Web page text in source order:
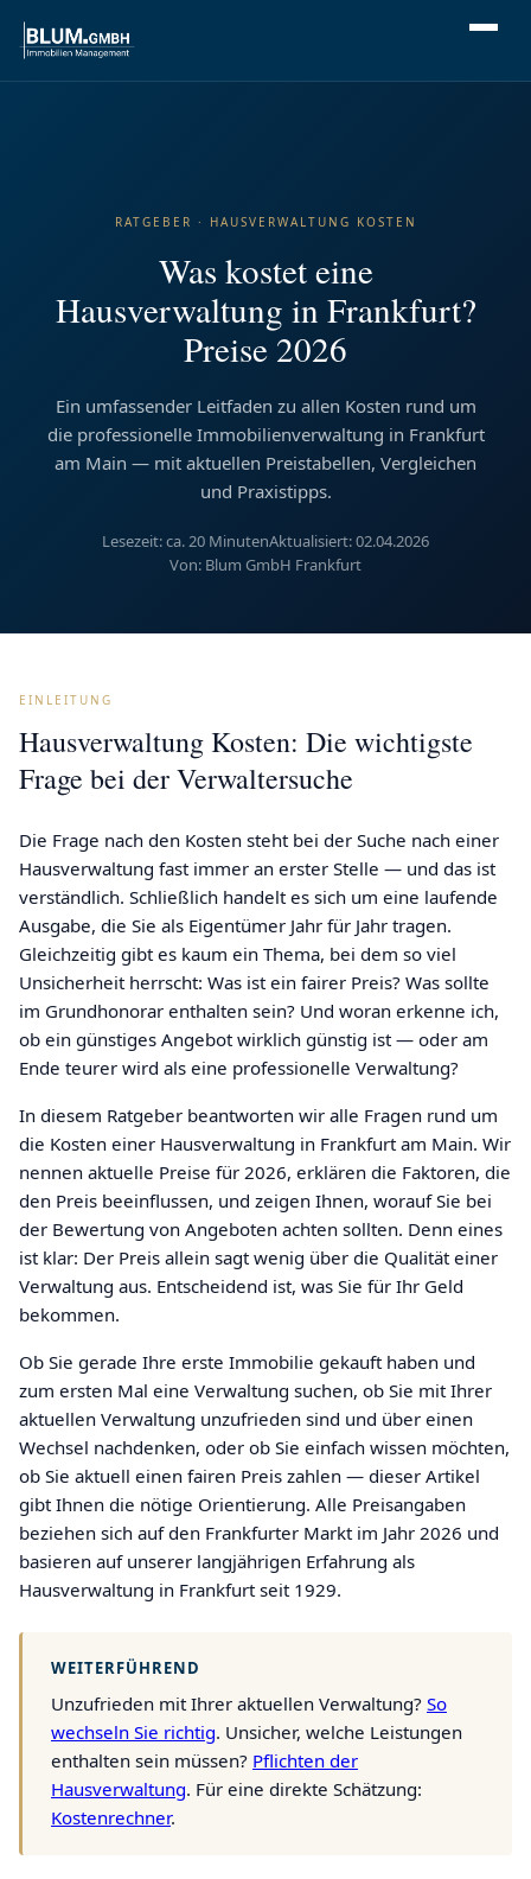
RATGEBER · HAUSVERWALTUNG KOSTEN
Was kostet eine
Hausverwaltung in Frankfurt?
Preise 2026
Ein umfassender Leitfaden zu allen Kosten rund um
die professionelle Immobilienverwaltung in Frankfurt
am Main — mit aktuellen Preistabellen, Vergleichen
und Praxistipps.
Lesezeit: ca. 20 MinutenAktualisiert: 02.04.2026
Von: Blum GmbH Frankfurt
EINLEITUNG
Hausverwaltung Kosten: Die wichtigste
Frage bei der Verwaltersuche
Die Frage nach den Kosten steht bei der Suche nach einer
Hausverwaltung fast immer an erster Stelle — und das ist
verständlich. Schließlich handelt es sich um eine laufende
Ausgabe, die Sie als Eigentümer Jahr für Jahr tragen.
Gleichzeitig gibt es kaum ein Thema, bei dem so viel
Unsicherheit herrscht: Was ist ein fairer Preis? Was sollte
im Grundhonorar enthalten sein? Und woran erkenne ich,
ob ein günstiges Angebot wirklich günstig ist — oder am
Ende teurer wird als eine professionelle Verwaltung?
In diesem Ratgeber beantworten wir alle Fragen rund um
die Kosten einer Hausverwaltung in Frankfurt am Main. Wir
nennen aktuelle Preise für 2026, erklären die Faktoren, die
den Preis beeinflussen, und zeigen Ihnen, worauf Sie bei
der Bewertung von Angeboten achten sollten. Denn eines
ist klar: Der Preis allein sagt wenig über die Qualität einer
Verwaltung aus. Entscheidend ist, was Sie für Ihr Geld
bekommen.
Ob Sie gerade Ihre erste Immobilie gekauft haben und
zum ersten Mal eine Verwaltung suchen, ob Sie mit Ihrer
aktuellen Verwaltung unzufrieden sind und über einen
Wechsel nachdenken, oder ob Sie einfach wissen möchten,
ob Sie aktuell einen fairen Preis zahlen — dieser Artikel
gibt Ihnen die nötige Orientierung. Alle Preisangaben
beziehen sich auf den Frankfurter Markt im Jahr 2026 und
basieren auf unserer langjährigen Erfahrung als
Hausverwaltung in Frankfurt seit 1929.
WEITERFÜHREND
Unzufrieden mit Ihrer aktuellen Verwaltung? So
wechseln Sie richtig. Unsicher, welche Leistungen
enthalten sein müssen? Pflichten der
Hausverwaltung. Für eine direkte Schätzung:
Kostenrechner.